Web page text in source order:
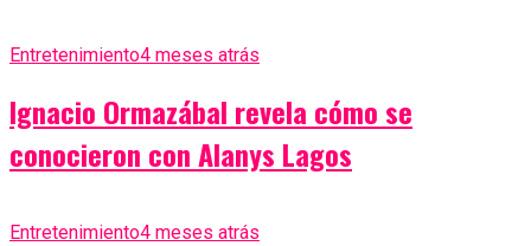
Entretenimiento4 meses atrás
Ignacio Ormazábal revela cómo se
conocieron con Alanys Lagos
Entretenimiento4 meses atrás